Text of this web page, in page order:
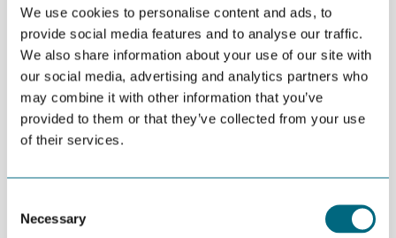
We use cookies to personalise content and ads, to
provide social media features and to analyse our traffic.
We also share information about your use of our site with
our social media, advertising and analytics partners who
may combine it with other information that you’ve
provided to them or that they’ve collected from your use
of their services.
Selection
Necessary
Program:
08.00 Frokost, kaffe og registrering
08.30 Velkomsthilsen
08.35 Ingrid Dahl Hovland – Administrerende direktør i Nye Veier
Samspill mellom ledelsen og styret
09.00 Roy Mersland – Professor UIA
Erfaringer fra innovasjon med utenlandske eiere/styre.